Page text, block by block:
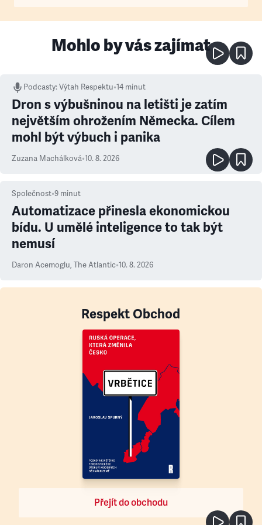
Mohlo by vás zajímat
Podcasty:Výtah Respektu•14 minut
Dron s výbušninou na letišti je zatím
největším ohrožením Německa. Cílem
mohl být výbuch i panika
Zuzana Machálková•10. 8. 2026
Společnost•9 minut
Automatizace přinesla ekonomickou
bídu. U umělé inteligence to tak být
nemusí
Daron Acemoglu, The Atlantic•10. 8. 2026
Respekt Obchod
Přejít do obchodu